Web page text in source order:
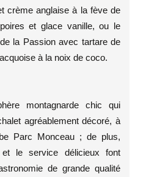
crème anglaise à la fève de
et glace vanille, ou le
la Passion avec tartare de
à la noix de coco.
montagnarde chic qui
agréablement décoré, à
Parc Monceau ; de plus,
et le service délicieux font
de grande qualité